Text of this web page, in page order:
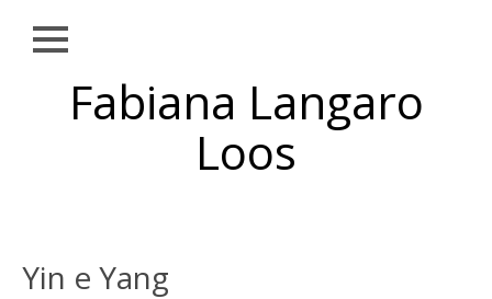
Fabiana Langaro
Loos
Close
NOTÍCIAS
Yin e Yang